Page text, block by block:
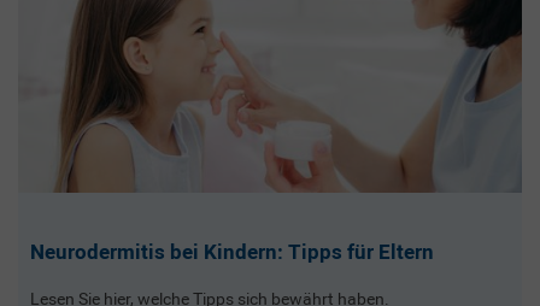
Neurodermitis bei Kindern: Tipps für Eltern
Lesen Sie hier, welche Tipps sich bewährt haben.